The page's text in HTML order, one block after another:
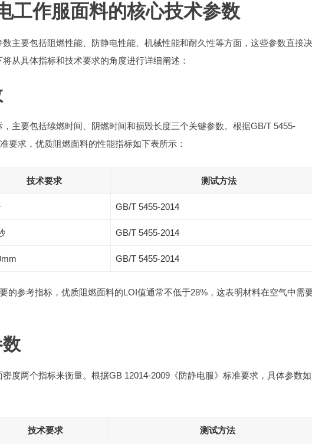
工作服面料的核心技术参数
主要包括阻燃性能、防静电性能、机械性能和耐久性等方面，这些参数直接
从具体指标和技术要求的角度进行详细阐述：
主要包括续燃时间、阴燃时间和损毁长度三个关键参数。根据GB/T 5455-
要求，优质阻燃面料的性能指标如下表所示：
技术要求 测试方法
GB/T 5455-2014
GB/T 5455-2014
GB/T 5455-2014
的参考指标，优质阻燃面料的LOI值通常不低于28%，这表明材料在空气中需
数
度两个指标来衡量。根据GB 12014-2009《防静电服》标准要求，具体参数如
技术要求 测试方法